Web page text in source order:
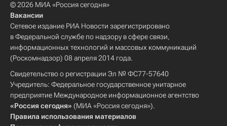
© 2026 МИА «Россия сегодня»
Вакансии
Сетевое издание РИА Новости зарегистрировано
в Федеральной службе по надзору в сфере связи,
информационных технологий и массовых коммуникаций
(Роскомнадзор) 08 апреля 2014 года.
Свидетельство о регистрации Эл № ФС77-57640
Учредитель: Федеральное государственное унитарное
предприятие Международное информационное агентство
«Россия сегодня» (МИА «Россия сегодня»).
Правила использования материалов